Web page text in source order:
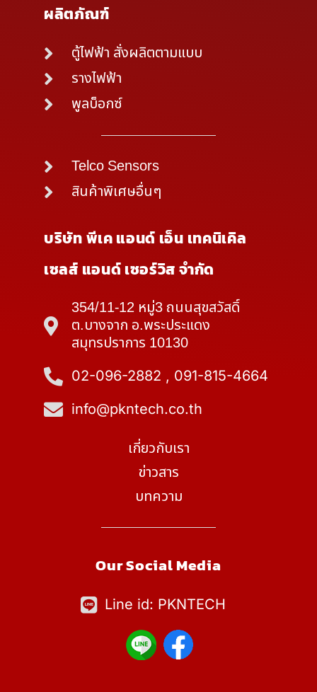
ผลิตภัณฑ์
ตู้ไฟฟ้า สั่งผลิตตามแบบ
รางไฟฟ้า
พูลบ็อกซ์
Telco Sensors
สินค้าพิเศษอื่นๆ
บริษัท พีเค แอนด์ เอ็น เทคนิเคิล
เซลส์ แอนด์ เซอร์วิส จำกัด
354/11-12 หมู่3 ถนนสุขสวัสดิ์
ต.บางจาก อ.พระประแดง
สมุทรปราการ 10130
02-096-2882 , 091-815-4664
info@pkntech.co.th
เกี่ยวกับเรา
ข่าวสาร
บทความ
Our Social Media
Line id: PKNTECH